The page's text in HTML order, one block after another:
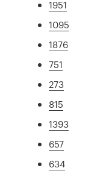
1951
1095
1876
751
273
815
1393
657
634